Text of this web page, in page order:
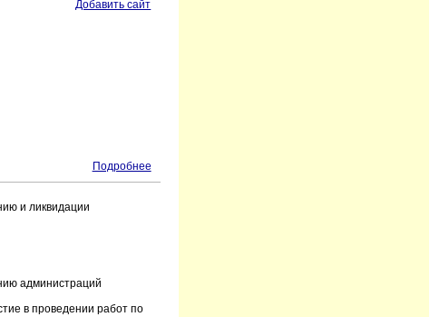
Добавить сайт
Подробнее
и ликвидации
администраций
в проведении работ по